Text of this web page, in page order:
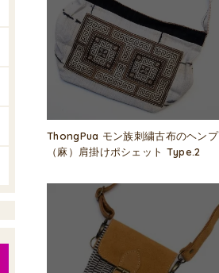
ThongPua モン族刺繍古布のヘンプ
（麻）肩掛けポシェット Type.2